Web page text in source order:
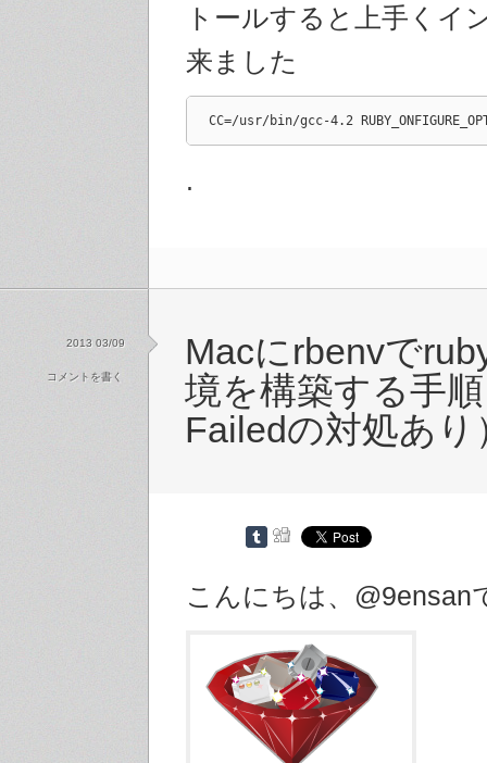
トールすると上手くイ
来ました
CC=/usr/bin/gcc-4.2
.
Macにrbenvで
境を構築する手
Failedの対処あり
こんにちは、@9ensan
2013 03/09
コメントを書く